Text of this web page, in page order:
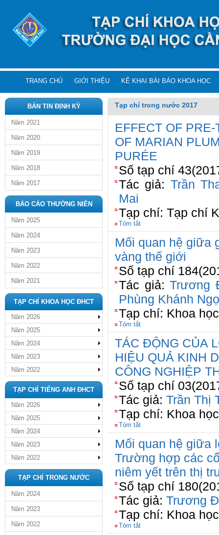
TRANG CHỦ GIỚI THIỆU KÊ KHAI BÀI BÁO KHOA HỌC
BẢN TIN ĐỊNH KỲ
Năm 2021
Năm 2020
Năm 2019
Năm 2018
Năm 2017
BÁO CÁO THƯỜNG NIÊN
Năm 2025
Năm 2024
Năm 2023
Năm 2022
Năm 2021
TẠP CHÍ KHOA HỌC ĐHCT
Năm 2026
Năm 2025
Năm 2024
Năm 2023
Năm 2022
TẠP CHÍ TIẾNG ANH ĐHCT
Năm 2026
Năm 2025
Năm 2024
Năm 2023
Năm 2022
TẠP CHÍ TRONG NƯỚC
Năm 2024
Năm 2023
Năm 2022
Tạp chí trong nước 2017
EFFECT OF
OF MARIAN
PURÉE
Số tạp chí
Tác giả: Trần
Mai
Tạp chí: Tạp chí
Tóm tắt
Mối quan hệ giữa
vàng thế giới
Số tạp chí
Tác giả:Trương
Phùng Khánh
Tạp chí: Khoa
Tóm tắt
TÁC ĐỘNG CỦA
HIỆU QUẢ KINH
CÔNG NGHIỆP
Số tạp chí
Tác giả: Trần Thị
Tạp chí: Khoa
Tóm tắt
Mối quan hệ giữa
Trường hợp các
niêm yết trên thị
Số tạp chí
Tác giả: Trương
Tạp chí: Khoa
Tóm tắt